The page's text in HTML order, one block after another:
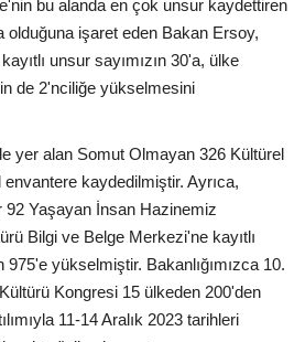
bu alanda en çok unsur kaydettiren
olduğuna işaret eden Bakan Ersoy,
unsur sayımızın 30'a, ülke
de 2'nciliğe yükselmesini
yer alan Somut Olmayan 326 Kültürel
kaydedilmiştir. Ayrıca,
92 Yaşayan İnsan Hazinemiz
Bilgi ve Belge Merkezi'ne kayıtlı
975'e yükselmiştir. Bakanlığımızca 10.
Kongresi 15 ülkeden 200'den
11-14 Aralık 2023 tarihleri